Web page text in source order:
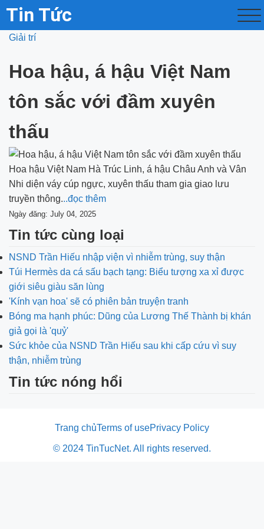
Tin Tức
Giải trí
Hoa hậu, á hậu Việt Nam
tôn sắc với đầm xuyên
thấu
Hoa hậu Việt Nam Hà Trúc Linh, á hậu Châu Anh và Vân
Nhi diện váy cúp ngực, xuyên thấu tham gia giao lưu
truyền thông...đọc thêm
Ngày đăng: July 04, 2025
Tin tức cùng loại
NSND Trần Hiếu nhập viện vì nhiễm trùng, suy thận
Túi Hermès da cá sấu bạch tạng: Biểu tượng xa xỉ được
giới siêu giàu săn lùng
'Kính vạn hoa' sẽ có phiên bản truyện tranh
Bóng ma hạnh phúc: Dũng của Lương Thế Thành bị khán
giả gọi là 'quỷ'
Sức khỏe của NSND Trần Hiếu sau khi cấp cứu vì suy
thận, nhiễm trùng
Tin tức nóng hổi
Trang chủTerms of usePrivacy Policy
© 2024 TinTucNet. All rights reserved.